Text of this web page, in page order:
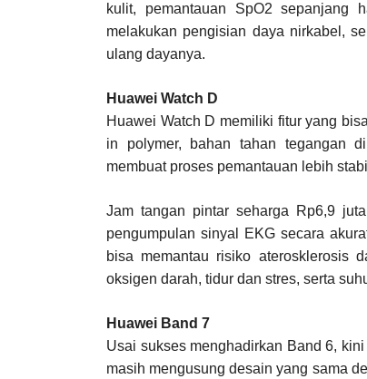
kulit, pemantauan SpO2
melakukan pengisian daya nirkabel,
ulang dayanya.
Huawei Watch D
Huawei Watch D memiliki fitur yang
in polymer, bahan tahan tegangan
membuat proses pemantauan lebih
Jam tangan pintar seharga Rp6,9
pengumpulan sinyal EKG secara
bisa memantau risiko aterosklerosis
oksigen darah, tidur dan stres, serta
Huawei Band 7
Usai sukses menghadirkan Band 6,
masih mengusung desain yang sama